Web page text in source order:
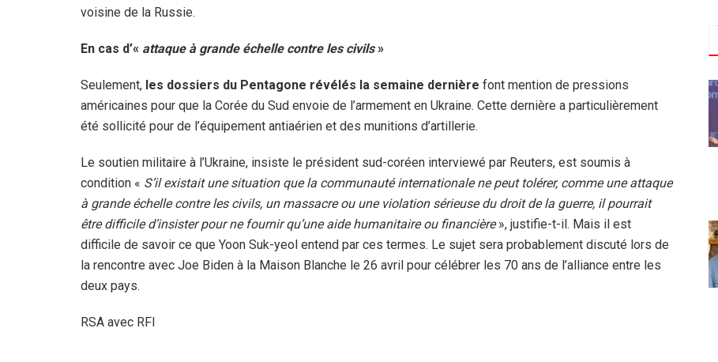
voisine de la Russie.
En cas d’« attaque à grande échelle contre les civils»
Seulement, les dossiers du Pentagone révélés la semaine dernière font mention de pressions
américaines pour que la Corée du Sud envoie de l’armement en Ukraine. Cette dernière a particulièrement
été sollicité pour de l’équipement antiaérien et des munitions d’artillerie.
Le soutien militaire à l’Ukraine, insiste le président sud-coréen interviewé par Reuters, est soumis à
condition « S’il existait une situation que la communauté internationale ne peut tolérer, comme une attaque
à grande échelle contre les civils, un massacre ou une violation sérieuse du droit de la guerre, il pourrait
être difficile d’insister pour ne fournir qu’une aide humanitaire ou financière», justifie-t-il. Mais il est
difficile de savoir ce que Yoon Suk-yeol entend par ces termes. Le sujet sera probablement discuté lors de
la rencontre avec Joe Biden à la Maison Blanche le 26 avril pour célébrer les 70 ans de l’alliance entre les
deux pays.
RSA avec RFI